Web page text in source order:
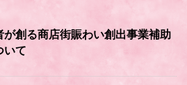
創る商店街賑わい創出事業補助
いて